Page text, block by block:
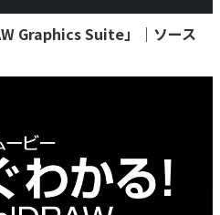
Graphics Suite」｜ソース